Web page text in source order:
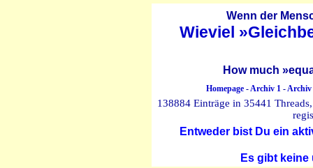
Wenn der
Wieviel
How much
Homepage-Archiv 1-Archiv
138884 Einträge in 35441
Entweder bist Du ein
Es gibt